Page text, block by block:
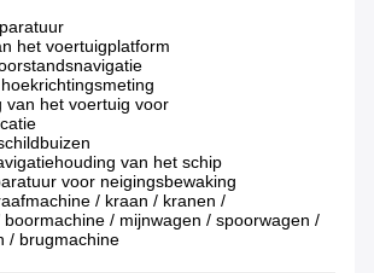
het voertuigplatform
van het voertuig voor
van het schip
voor neigingsbewaking
/ kraan / kranen /
/ mijnwagen / spoorwagen /
/ brugmachine